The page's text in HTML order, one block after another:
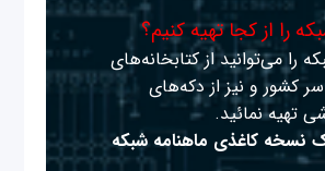
را از کجا تهیه کنیم؟
را می‌توانید از کتابخانه‌های
کشور و نیز از دکه‌های
تهیه نمائید.
نسخه کاغذی ماهنامه شبکه